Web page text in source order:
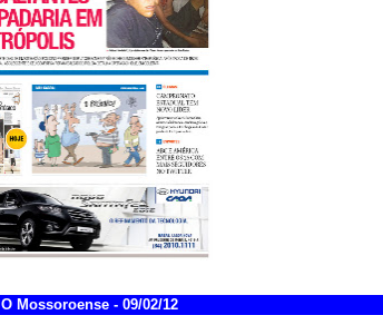
O Mossoroense - 09/02/12